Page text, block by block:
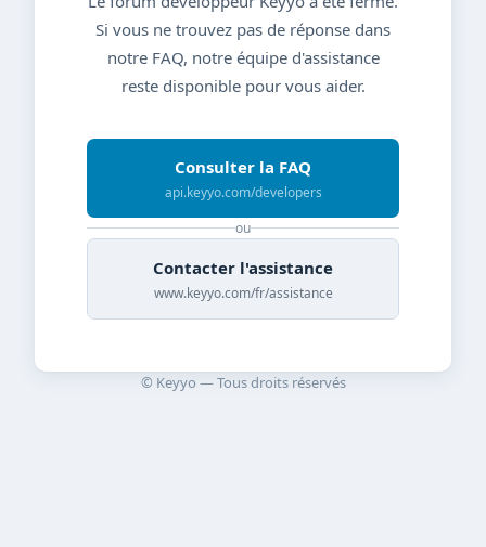
Si vous ne trouvez pas de réponse dans
notre FAQ, notre équipe d'assistance
reste disponible pour vous aider.
Consulter la FAQ
api.keyyo.com/developers
ou
Contacter l'assistance
www.keyyo.com/fr/assistance
© Keyyo — Tous droits réservés